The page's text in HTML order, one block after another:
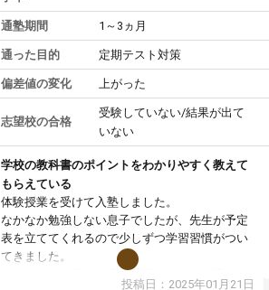
通塾期間 1～3ヵ月
通った目的 定期テスト対策
偏差値の変化 上がった
志望校の合格
受験していない/結果が出て
いない
学校の教科書のポイントをわかりやすく教えて
もらえている
体験授業を受けて入塾しました。
なかなか勉強しない息子でしたが、先生が予定
表を立ててくれるので少しずつ学習習慣がつい
てきました。
オンラインで週に一度の受講ですが、指導が無
投稿日：2025年01月21日